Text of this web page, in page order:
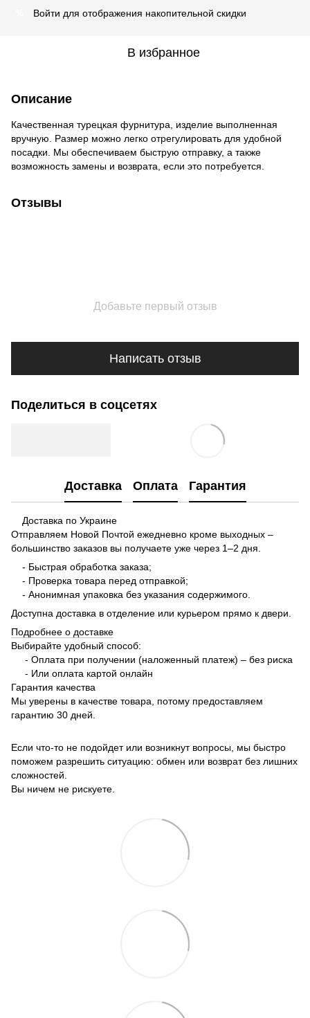
Войти для отображения накопительной скидки
В избранное
Описание
Качественная турецкая фурнитура, изделие выполненная
вручную. Размер можно легко отрегулировать для удобной
посадки. Мы обеспечиваем быструю отправку, а также
возможность замены и возврата, если это потребуется.
Отзывы
Добавьте первый отзыв
Написать отзыв
Поделиться в соцсетях
Доставка Оплата Гарантия
Доставка по Украине
Отправляем Новой Почтой ежедневно кроме выходных –
большинство заказов вы получаете уже через 1–2 дня.
- Быстрая обработка заказа;
- Проверка товара перед отправкой;
- Анонимная упаковка без указания содержимого.
Доступна доставка в отделение или курьером прямо к двери.
Подробнее о доставке
Выбирайте удобный способ:
- Оплата при получении (наложенный платеж) – без риска
- Или оплата картой онлайн
Гарантия качества
Мы уверены в качестве товара, потому предоставляем
гарантию 30 дней.
Если что-то не подойдет или возникнут вопросы, мы быстро
поможем разрешить ситуацию: обмен или возврат без лишних
сложностей.
Вы ничем не рискуете.